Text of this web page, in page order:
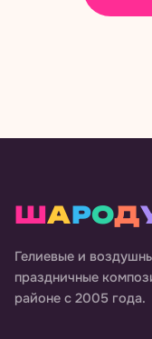
ШАРОД
Гелиевые и
праздничные
районе с 2005 года.